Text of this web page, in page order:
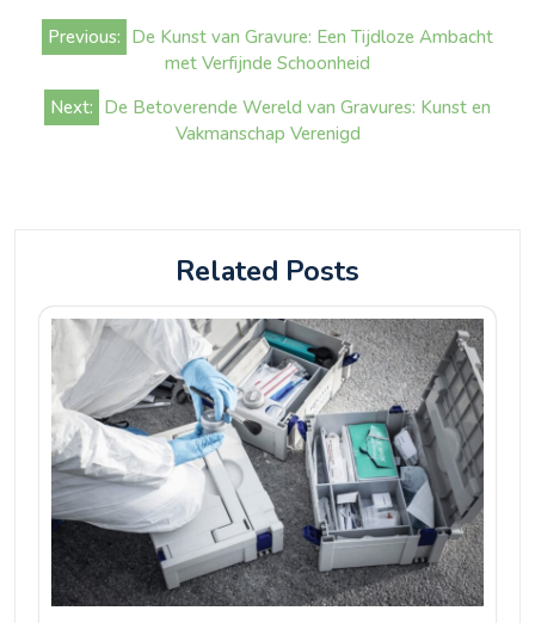
Bericht
navigatie
Previous: De Kunst van Gravure: Een Tijdloze Ambacht
met Verfijnde Schoonheid
Next: De Betoverende Wereld van Gravures: Kunst en
Vakmanschap Verenigd
Related Posts